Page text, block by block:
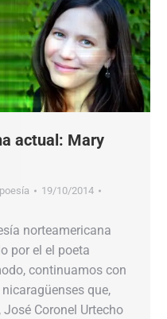
actual: Mary
19/10/2014
norteamericana
por el el poeta
continuamos con
que,
Coronel Urtecho